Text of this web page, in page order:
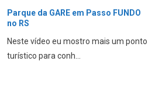
Parque da GARE em Passo FUNDO
no RS
Neste vídeo eu mostro mais um ponto
turístico para conh...